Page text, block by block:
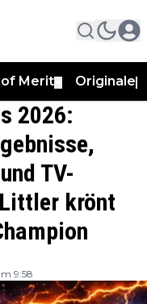
Merit Originale
2026:
TV-
krönt
9:58